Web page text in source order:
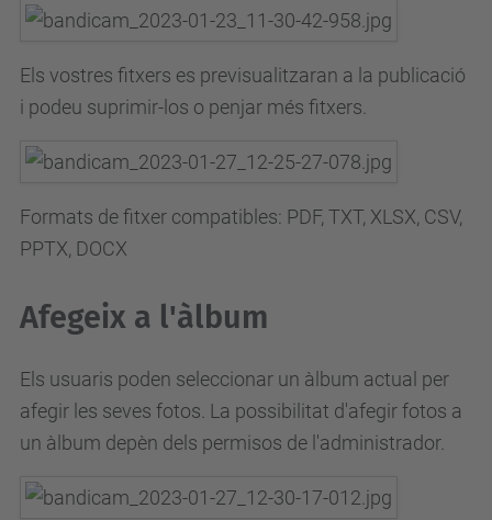
Els vostres fitxers es previsualitzaran a la publicació
i podeu suprimir-los o penjar més fitxers.
Formats de fitxer compatibles: PDF, TXT, XLSX, CSV,
PPTX, DOCX
Afegeix a l'àlbum
Els usuaris poden seleccionar un àlbum actual per
afegir les seves fotos. La possibilitat d'afegir fotos a
un àlbum depèn dels permisos de l'administrador.